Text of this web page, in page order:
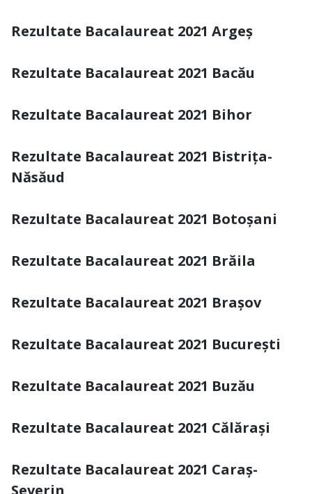
Rezultate Bacalaureat 2021 Argeș
Rezultate Bacalaureat 2021 Bacău
Rezultate Bacalaureat 2021 Bihor
Rezultate Bacalaureat 2021 Bistrița-
Năsăud
Rezultate Bacalaureat 2021 Botoșani
Rezultate Bacalaureat 2021 Brăila
Rezultate Bacalaureat 2021 Brașov
Rezultate Bacalaureat 2021 București
Rezultate Bacalaureat 2021 Buzău
Rezultate Bacalaureat 2021 Călărași
Rezultate Bacalaureat 2021 Caraș-